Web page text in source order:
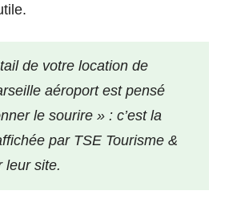
de votre location de
aéroport est pensé
le sourire » : c’est la
par TSE Tourisme &
leur site.